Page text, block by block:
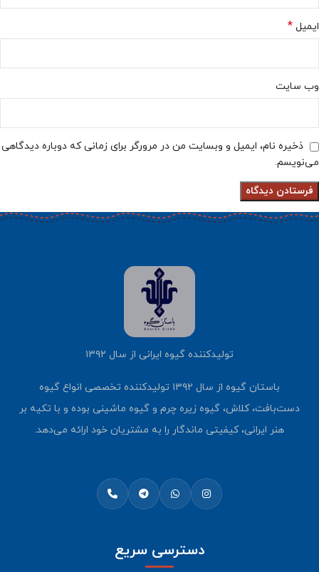
ایمیل *
وب‌ سایت
ذخیره نام، ایمیل و وبسایت من در مرورگر برای زمانی که دوباره دیدگاهی
می‌نویسم.
تولیدکننده گیوه ایرانی از سال ۱۳۹۲
باستان گیوه از سال ۱۳۹۲ تولیدکننده تخصصی انواع گیوه
دست‌بافت، کلاش، گیوه زیره چرم و گیوه ماشینی بوده و با تکیه بر
هنر ایرانی، کیفیتی ماندگار را به مشتریان خود ارائه می‌دهد.
دسترسی سریع